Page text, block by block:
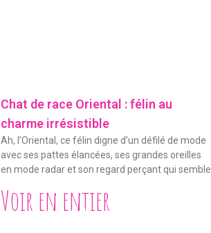
Chat de race Oriental : félin au
charme irrésistible
Ah, l’Oriental, ce félin digne d’un défilé de mode
avec ses pattes élancées, ses grandes oreilles
en mode radar et son regard perçant qui semble
Voir en entier